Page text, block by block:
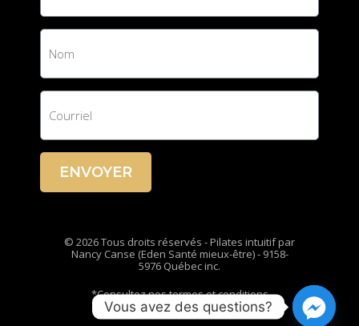
ENVOYER
© 2026 Tous droits réservés - Pilates intuitif par
Nancy Canse (Eden Santé mieux-être) - 9158-
5976 Québec inc.
*Consultez nos termes et conditions
Vous avez des questions?